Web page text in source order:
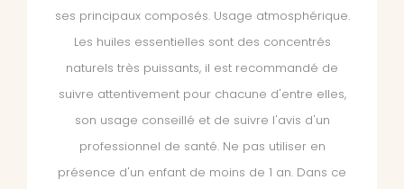
ses principaux composés. Usage atmosphérique.
Les huiles essentielles sont des concentrés
naturels très puissants, il est recommandé de
suivre attentivement pour chacune d'entre elles,
son usage conseillé et de suivre l'avis d'un
professionnel de santé. Ne pas utiliser en
présence d'un enfant de moins de 1 an. Dans ce